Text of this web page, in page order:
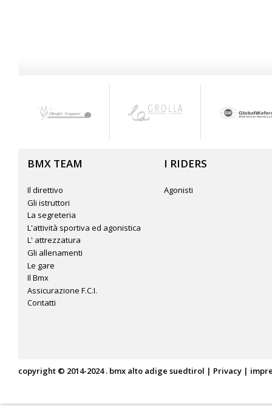
BMX TEAM
Il direttivo
Gli istruttori
La segreteria
L'attività sportiva ed agonistica
L' attrezzatura
Gli allenamenti
Le gare
Il Bmx
Assicurazione F.C.I.
Contatti
I RIDERS
Agonisti
copyright © 2014-2024 . bmx alto adige suedtirol | Privacy |